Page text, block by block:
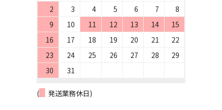
2
3 4 5 6 7
8
9
10 11 12 13 14
15
16
17 18 19 20 21
22
23
24 25 26 27 28
29
30
31
( 発送業務休日)